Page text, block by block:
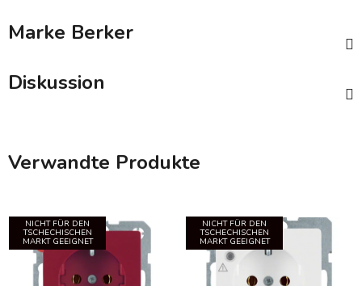
Marke Berker
Diskussion
Verwandte Produkte
NICHT FÜR DEN
TSCHECHISCHEN
MARKT GEEIGNET
NICHT FÜR DEN
TSCHECHISCHEN
MARKT GEEIGNET